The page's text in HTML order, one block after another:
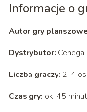
Informacje o
Autor gry
Dystrybutor: Cenega
Liczba graczy: 2-4
Czas gry: ok. 45 minut